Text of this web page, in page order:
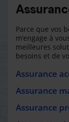
Parce que vos
m’engage à
meilleures
besoins et de
Assurance
Assurance
Assurance